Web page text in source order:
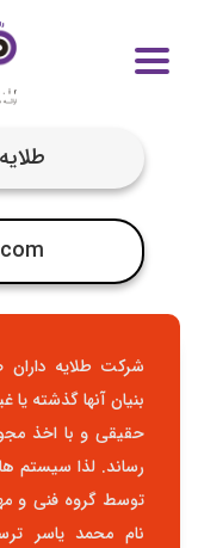
شرکت طلایه
بنیان آنها گذشته
حقیقی و با اخذ
رساند. لذا سیستم
توسط گروه فنی و
نام محمد یاسر